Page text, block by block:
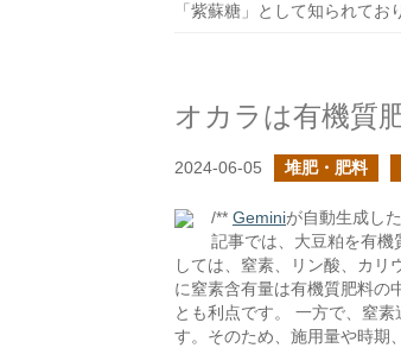
「紫蘇糖」として知られて
オカラは有機質
2024-06-05 堆肥・肥料
/** Geminiが自動生成し
記事では、大豆粕を有機
しては、窒素、リン酸、カリ
に窒素含有量は有機質肥料の
とも利点です。 一方で、窒
す。そのため、施用量や時期